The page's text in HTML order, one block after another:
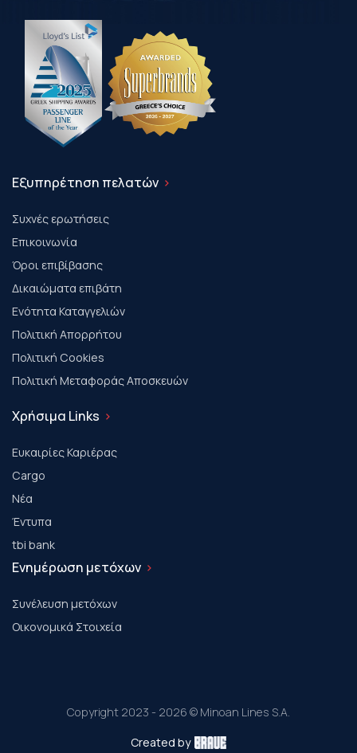
Εξυπηρέτηση πελατών
Συχνές ερωτήσεις
Επικοινωνία
Όροι επιβίβασης
Δικαιώματα επιβάτη
Ενότητα Καταγγελιών
Πολιτική Απορρήτου
Πολιτική Cookies
Πολιτική Μεταφοράς Αποσκευών
Χρήσιμα Links
Ευκαιρίες Καριέρας
Cargo
Νέα
Έντυπα
tbi bank
Ενημέρωση μετόχων
Συνέλευση μετόχων
Οικονομικά Στοιχεία
Copyright 2023 - 2026 © Minoan Lines S.A.
Created by